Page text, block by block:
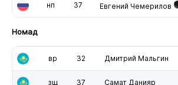
нп 37 Евгений Чемерилов
Номад
вр 32 Дмитрий Мальгин
зщ 37 Самат Данияр